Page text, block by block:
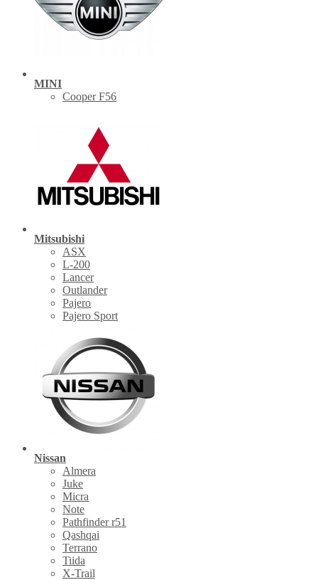
MINI
Cooper F56
Mitsubishi
ASX
L-200
Lancer
Outlander
Pajero
Pajero Sport
Nissan
Almera
Juke
Micra
Note
Pathfinder r51
Qashqai
Terrano
Tiida
X-Trail